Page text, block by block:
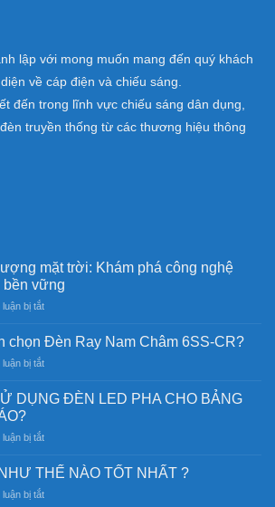
lập với mong muốn mang đến quý khách
về cáp điện và chiếu sáng.
đến trong lĩnh vực chiếu sáng dân dụng,
truyền thống từ các thương hiệu thông
mặt trời: Khám phá công nghệ
bền vững
bị tắtở
năng
mặt
Khám
nghệ
sáng
chọn Đèn Ray Nam Châm 6SS-CR?
bị tắtở
sao
Đèn
Nam
6SS-
DỤNG ĐÈN LED PHA CHO BẢNG
bị tắtở
NÊN
DỤNG
THẾ NÀO TỐT NHẤT ?
bị tắtở